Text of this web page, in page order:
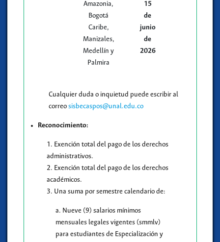
Amazonia,
Bogotá
Caribe,
Manizales,
Medellín y
Palmira
15
de
junio
de
2026
Cualquier duda o inquietud puede escribir al
correo sisbecaspos@unal.edu.co
Reconocimiento:
1. Exención total del pago de los derechos
administrativos.
2. Exención total del pago de los derechos
académicos.
3. Una suma por semestre calendario de:
a. Nueve (9) salarios mínimos
mensuales legales vigentes (smmlv)
para estudiantes de Especialización y